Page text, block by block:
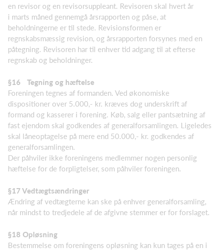
en revisor og en revisorsuppleant. Revisoren skal hvert år
i marts måned gennemgå årsrapporten og påse, at
beholdningerne er til stede. Revisionsformen er
regnskabsmæssig revision, og årsrapporten forsynes med en
påtegning. Revisoren har til enhver tid adgang til at efterse
regnskab og beholdninger.
§16
Tegning og hæftelse
Foreningen tegnes af formanden. Ved økonomiske
dispositioner over 5.000,- kr. kræves dog underskrift af
formand og kasserer i forening. Køb, salg eller pantsætning af
fast ejendom skal godkendes af generalforsamlingen. Ligeledes
skal låneoptagelse på mere end 50.000,- kr. godkendes af
generalforsamlingen.
Der påhviler ikke foreningens medlemmer nogen personlig
hæftelse for de forpligtelser, som påhviler foreningen.
§17 Vedtægtsændringer
Ændring af vedtægterne kan ske på enhver generalforsamling,
når mindst to tredjedele af de afgivne stemmer er for forslaget.
§18 Opløsning
Bestemmelse om foreningens opløsning kan kun tages på en i